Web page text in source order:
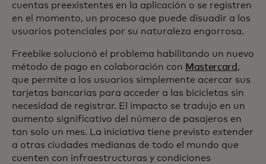
cuentas preexistentes en la aplicación o se registren
en el momento, un proceso que puede disuadir a los
usuarios potenciales por su naturaleza engorrosa.
Freebike solucionó el problema habilitando un nuevo
método de pago en colaboración con Mastercard ,
que permite a los usuarios simplemente acercar sus
tarjetas bancarias para acceder a las bicicletas sin
necesidad de registrar. El impacto se tradujo en un
aumento significativo del número de pasajeros en
tan solo un mes. La iniciativa tiene previsto extender
a otras ciudades medianas de todo el mundo que
cuenten con infraestructuras y condiciones